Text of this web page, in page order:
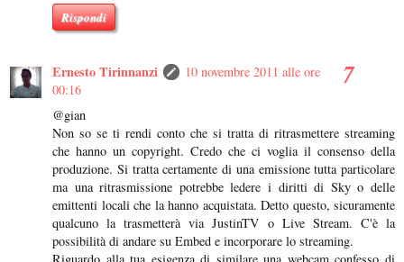
Rispondi
Ernesto Tirinnanzi
10 novembre 2011 alle ore
00:16
@gian
Non so se ti rendi conto che si tratta di ritrasmettere streaming
che hanno un copyright. Credo che ci voglia il consenso della
produzione. Si tratta certamente di una emissione tutta particolare
ma una ritrasmissione potrebbe ledere i diritti di Sky o delle
emittenti locali che la hanno acquistata. Detto questo, sicuramente
qualcuno la trasmetterà via JustinTV o Live Stream. C'è la
possibilità di andare su Embed e incorporare lo streaming.